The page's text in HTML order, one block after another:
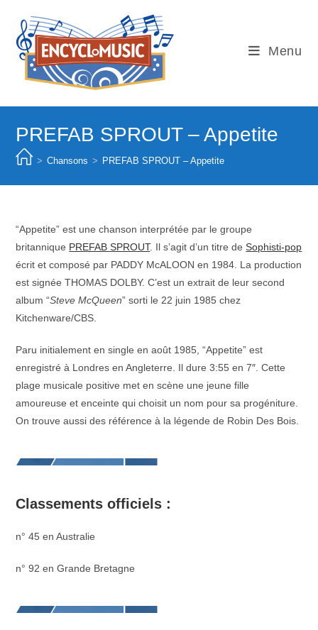
content
Menu
PREFAB SPROUT – Appetite
> Chansons > PREFAB SPROUT – Appetite
“Appetite” est une chanson interprétée par le groupe
britannique PREFAB SPROUT. Il s’agit d’un titre deSophisti-pop
écrit et composé par PADDY McALOON en 1984. La production
est signée THOMAS DOLBY. C’est un extrait de leur second
album “Steve McQueen” sorti le 22 juin 1985 chez
Kitchenware/CBS.
Paru initialement en single en août 1985, “Appetite” est
enregistré à Londres en Angleterre. Il dure 3:55 en 7″. Cette
plage musicale positive met en scène une jeune fille
amoureuse et enceinte qui choisit un nom pour sa progéniture.
On trouve aussi des référence à la légende de Robin Des Bois.
Classements officiels :
n° 45 en Australie
n° 92 en Grande Bretagne